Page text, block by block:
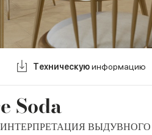
Soda
Tехническуюинформацию